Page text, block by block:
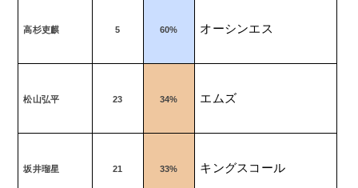
高杉吏麒 5 60% オーシンエス
松山弘平 23 34% エムズ
坂井瑠星 21 33% キングスコール